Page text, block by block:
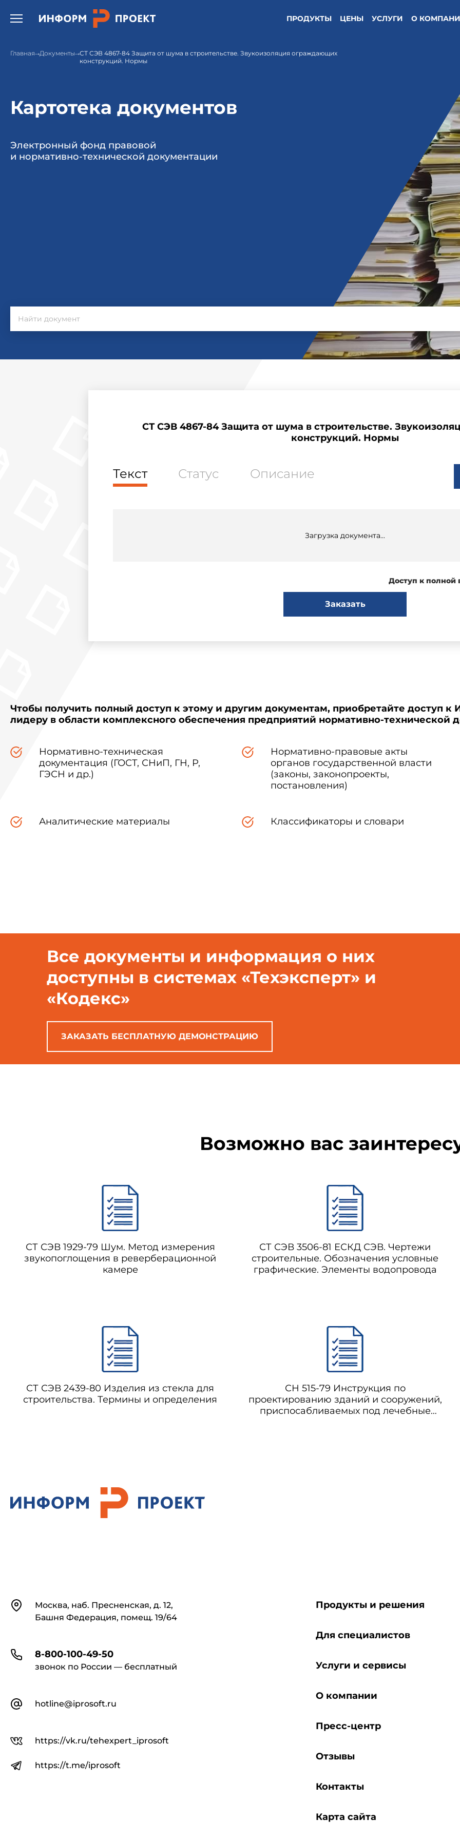
Открыть бургер меню. ПРОДУКТЫ ЦЕНЫ УСЛУГИ О
Главная Документы
СТ СЭВ 4867-84 Защита от шума в строительстве. Звукоизоляция ограждающих
конструкций. Нормы
Картотека документов
Электронный фонд правовой
и нормативно-технической документации
СТ СЭВ 4867-84 Защита от шума в строительстве.
конструкций. Нормы
Текст Статус Описание
Загрузка документа...
Доступ к полной
Заказать
Чтобы получить полный доступ к этому и другим документам, приобретайте доступ к
лидеру в области комплексного обеспечения предприятий нормативно-технической
Нормативно-техническая
документация (ГОСТ, СНиП, ГН, Р,
ГЭСН и др.)
Нормативно-правовые акты
органов государственной власти
(законы, законопроекты,
постановления)
Аналитические материалы Классификаторы и словари
Все документы и информация о них
доступны в системах «Техэксперт» и
«Кодекс»
ЗАКАЗАТЬ БЕСПЛАТНУЮ ДЕМОНСТРАЦИЮ
Возможно вас
СТ СЭВ 1929-79 Шум. Метод измерения
звукопоглощения в реверберационной
камере
СТ СЭВ 3506-81 ЕСКД СЭВ. Чертежи
строительные. Обозначения условные
графические. Элементы водопровода
СТ СЭВ 2439-80 Изделия из стекла для
строительства. Термины и определения
СН 515-79 Инструкция по
проектированию зданий и сооружений,
приспосабливаемых под лечебные
КонтактыМосква, наб. Пресненская, д. 12,
Башня Федерация, помещ. 19/64
8-800-100-49-50
звонок по России — бесплатный
hotline@iprosoft.ru
https://vk.ru/tehexpert_iprosoft
https://t.me/iprosoft
Продукты и решения
Для специалистов
Услуги и сервисы
О компании
Пресс-центр
Отзывы
Контакты
Карта сайта